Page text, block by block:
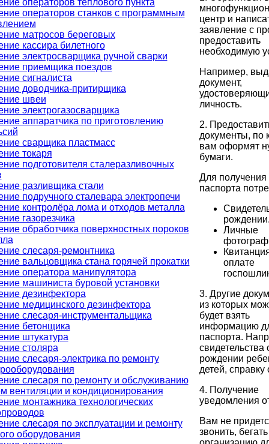
операторов станков с программным
матросов береговых
кассира билетного
электросварщика ручной сварки
приемщика поездов
сигналиста
доводчика-притирщика
швеи
электрогазосварщика
аппаратчика по приготовлению
сварщика пластмасс
токаря
подготовителя сталеразливочных
разливщика стали
подручного сталевара электропечи
контролёра лома и отходов металла
газорезчика
обработчика поверхностных пороков
слесаря-ремонтника
вальцовщика стана горячей прокатки
оператора манипулятора
машиниста буровой установки
дезинфектора
медицинского дезинфектора
слесаря-инструментальщика
бетонщика
штукатура
столяра
слесаря-электрика по ремонту
слесаря по ремонту и обслуживанию
вентиляции и кондиционирования
монтажника технологических
слесаря по эксплуатации и ремонту
оборудования
центр и
заявление с
предоставить
необходимую
Например,
документ,
личность.
2.
документы, по
вам оформят
бумаги.
Для получения
паспорта
Личные
оплате
3. Другие
из которых
будет взять
информацию
паспорта.
свидетельства
рождении
детей, справку
4. Получение
уведомления
Вам не
звонить,